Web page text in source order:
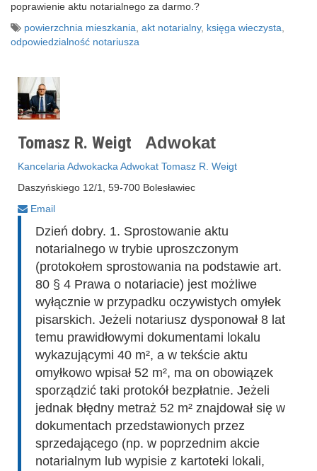
poprawienie aktu notarialnego za darmo.?
powierzchnia mieszkania akt notarialny, księga wieczysta
odpowiedzialność notariusza
Tomasz R. Weigt Adwokat
Kancelaria Adwokacka Adwokat Tomasz R. Weigt
Daszyńskiego 12/1, 59-700 Bolesławiec
Email
Dzień dobry. 1. Sprostowanie aktu
notarialnego w trybie uproszczonym
(protokołem sprostowania na podstawie art.
80 § 4 Prawa o notariacie) jest możliwe
wyłącznie w przypadku oczywistych omyłek
pisarskich. Jeżeli notariusz dysponował 8 lat
temu prawidłowymi dokumentami lokalu
wykazującymi 40 m², a w tekście aktu
omyłkowo wpisał 52 m², ma on obowiązek
sporządzić taki protokół bezpłatnie. Jeżeli
jednak błędny metraż 52 m² znajdował się w
dokumentach przedstawionych przez
sprzedającego (np. w poprzednim akcie
notarialnym lub wypisie z kartoteki lokali,